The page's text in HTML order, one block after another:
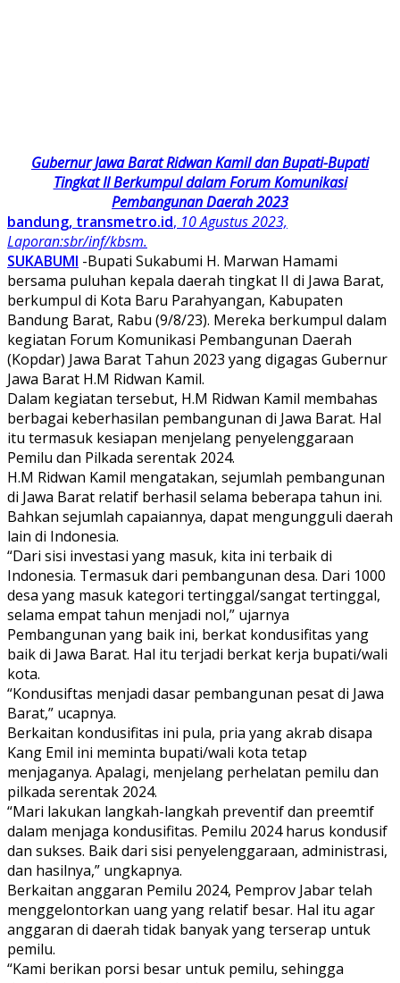
Gubernur Jawa Barat Ridwan Kamil dan Bupati-Bupati
Tingkat II Berkumpul dalam Forum Komunikasi
Pembangunan Daerah 2023
bandung, transmetro.id, 10 Agustus 2023,
Laporan:sbr/inf/kbsm.
SUKABUMI -Bupati Sukabumi H. Marwan Hamami
bersama puluhan kepala daerah tingkat II di Jawa Barat,
berkumpul di Kota Baru Parahyangan, Kabupaten
Bandung Barat, Rabu (9/8/23). Mereka berkumpul dalam
kegiatan Forum Komunikasi Pembangunan Daerah
(Kopdar) Jawa Barat Tahun 2023 yang digagas Gubernur
Jawa Barat H.M Ridwan Kamil.
Dalam kegiatan tersebut, H.M Ridwan Kamil membahas
berbagai keberhasilan pembangunan di Jawa Barat. Hal
itu termasuk kesiapan menjelang penyelenggaraan
Pemilu dan Pilkada serentak 2024.
H.M Ridwan Kamil mengatakan, sejumlah pembangunan
di Jawa Barat relatif berhasil selama beberapa tahun ini.
Bahkan sejumlah capaiannya, dapat mengungguli daerah
lain di Indonesia.
“Dari sisi investasi yang masuk, kita ini terbaik di
Indonesia. Termasuk dari pembangunan desa. Dari 1000
desa yang masuk kategori tertinggal/sangat tertinggal,
selama empat tahun menjadi nol,” ujarnya
Pembangunan yang baik ini, berkat kondusifitas yang
baik di Jawa Barat. Hal itu terjadi berkat kerja bupati/wali
kota.
“Kondusiftas menjadi dasar pembangunan pesat di Jawa
Barat,” ucapnya.
Berkaitan kondusifitas ini pula, pria yang akrab disapa
Kang Emil ini meminta bupati/wali kota tetap
menjaganya. Apalagi, menjelang perhelatan pemilu dan
pilkada serentak 2024.
“Mari lakukan langkah-langkah preventif dan preemtif
dalam menjaga kondusifitas. Pemilu 2024 harus kondusif
dan sukses. Baik dari sisi penyelenggaraan, administrasi,
dan hasilnya,” ungkapnya.
Berkaitan anggaran Pemilu 2024, Pemprov Jabar telah
menggelontorkan uang yang relatif besar. Hal itu agar
anggaran di daerah tidak banyak yang terserap untuk
pemilu.
“Kami berikan porsi besar untuk pemilu, sehingga